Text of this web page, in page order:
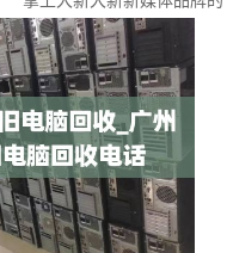
领...